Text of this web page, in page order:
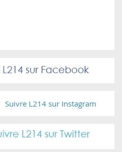
Suivre L214 sur Instagram